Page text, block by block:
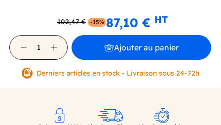
102,47 € -15% 87,10 € HT
Ajouter au panier
Derniers articles en stock - Livraison sous 24-72h